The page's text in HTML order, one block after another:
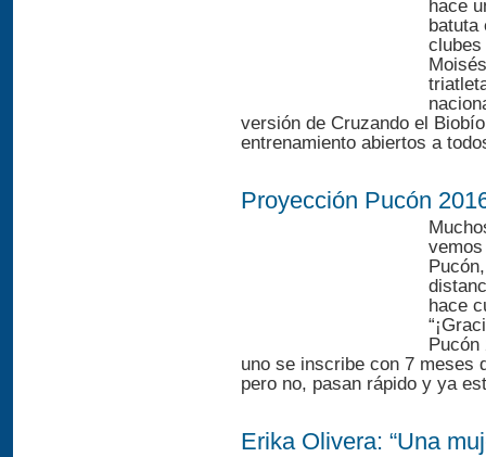
hace
batuta
versión de Cruzando el
entrenamiento abiertos a
Proyección Pucón
hace
Pucón
uno se inscribe con 7 meses
pero no, pasan rápido y ya
Erika Olivera: “Una